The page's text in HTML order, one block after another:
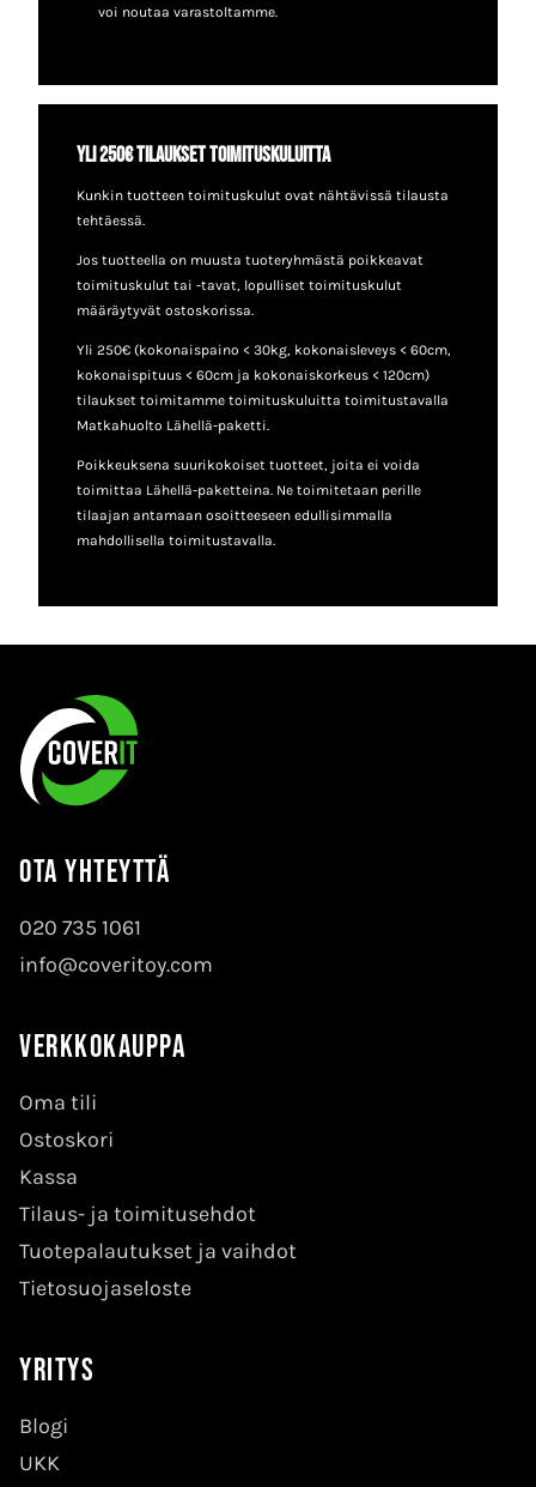
voi noutaa varastoltamme.
Yli 250€ tilaukset toimituskuluitta
Kunkin tuotteen toimituskulut ovat nähtävissä tilausta
tehtäessä.
Jos tuotteella on muusta tuoteryhmästä poikkeavat
toimituskulut tai -tavat, lopulliset toimituskulut
määräytyvät ostoskorissa.
Yli 250€ (kokonaispaino < 30kg, kokonaisleveys < 60cm,
kokonaispituus < 60cm ja kokonaiskorkeus < 120cm)
tilaukset toimitamme toimituskuluitta toimitustavalla
Matkahuolto Lähellä-paketti.
Poikkeuksena suurikokoiset tuotteet, joita ei voida
toimittaa Lähellä-paketteina. Ne toimitetaan perille
tilaajan antamaan osoitteeseen edullisimmalla
mahdollisella toimitustavalla.
Ota yhteyttä
020 735 1061
info@coveritoy.com
Verkkokauppa
Oma tili
Ostoskori
Kassa
Tilaus- ja toimitusehdot
Tuotepalautukset ja vaihdot
Tietosuojaseloste
Yritys
Blogi
UKK